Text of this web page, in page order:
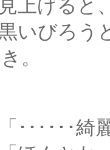
そこ
の上に
。
麗で